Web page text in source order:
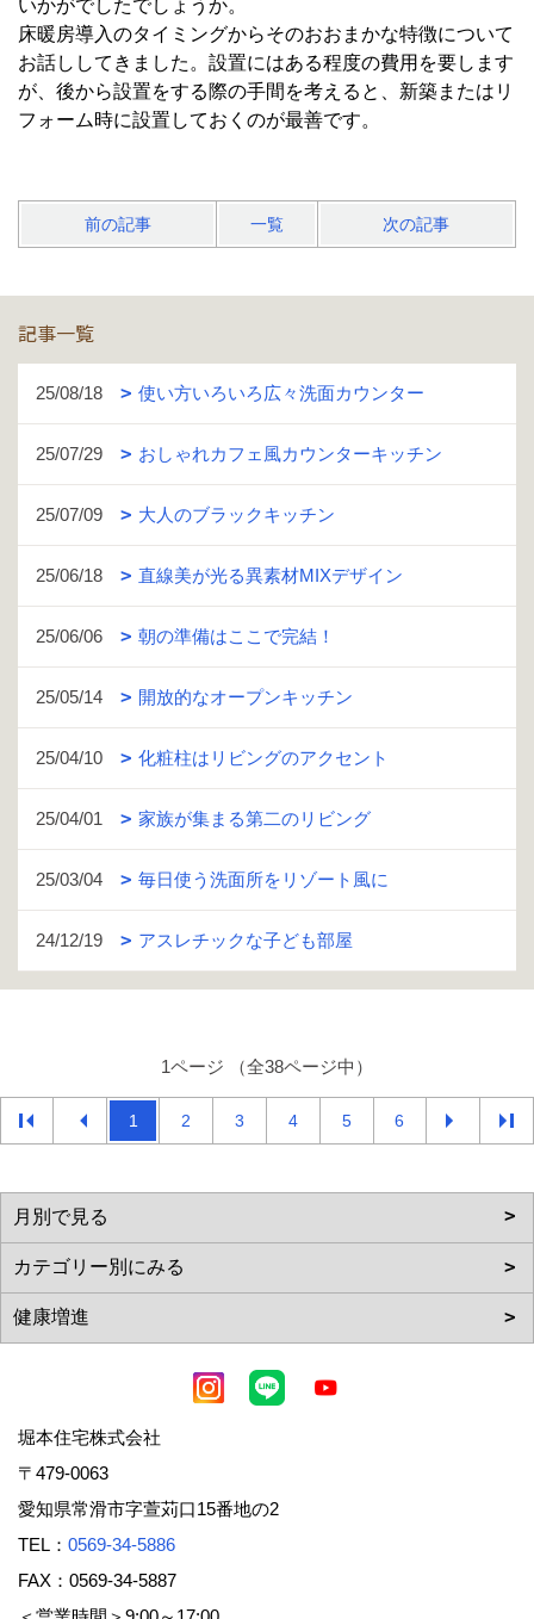
いかがでしたでしょうか。
床暖房導入のタイミングからそのおおまかな特徴について
お話ししてきました。設置にはある程度の費用を要します
が、後から設置をする際の手間を考えると、新築またはリ
フォーム時に設置しておくのが最善です。
前の記事 一覧 次の記事
記事一覧
25/08/18 使い方いろいろ広々洗面カウンター
25/07/29 おしゃれカフェ風カウンターキッチン
25/07/09 大人のブラックキッチン
25/06/18 直線美が光る異素材MIXデザイン
25/06/06 朝の準備はここで完結！
25/05/14 開放的なオープンキッチン
25/04/10 化粧柱はリビングのアクセント
25/04/01 家族が集まる第二のリビング
25/03/04 毎日使う洗面所をリゾート風に
24/12/19 アスレチックな子ども部屋
1ページ （全38ページ中）
1 2 3 4 5 6
堀本住宅株式会社
〒479-0063
愛知県常滑市字萱苅口15番地の2
TEL： 0569-34-5886
FAX：0569-34-5887